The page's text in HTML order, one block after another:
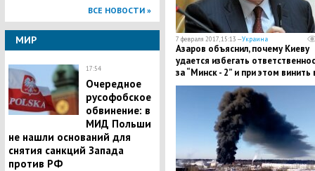
ВСЕ НОВОСТИ »
МИР
17:54
Очередное
русофобское
обвинение: в
МИД Польши
не нашли оснований для
снятия санкций Запада
против РФ
7 февраля 2017, 15:13 —Украина
Азаров объяснил, почему Киеву
удается избегать
за “Минск - 2” и при этом винить
всем Россию